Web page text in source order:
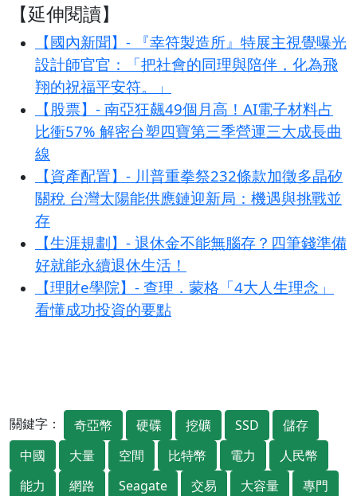
【延伸閱讀】
【國內新聞】- 『幸符製造所』特展主視覺曝光
設計師官官：「把社會的同理與陪伴，化為飛
翔的祝福平安符。」
【股票】- 南亞狂飆49個月高！AI電子材料占
比衝57% 解密台塑四寶第三季營運三大成長曲
線
【資產配置】- 川普重拳祭232條款加徵多晶矽
關稅 台灣太陽能供應鏈迎新局：機遇與挑戰並
存
【生涯規劃】- 退休金不能無腦存？四筆錢準備
好就能永續退休生活！
【理財e學院】- 查理．蒙格「4大人生理念」
看懂成功投資的要點
關鍵字： 奇亞幣 硬碟 挖礦 SSD
儲存
中國
大量 空間 比特幣 電力
人民幣
能力
網路 Seagate 交易 大容量
專門